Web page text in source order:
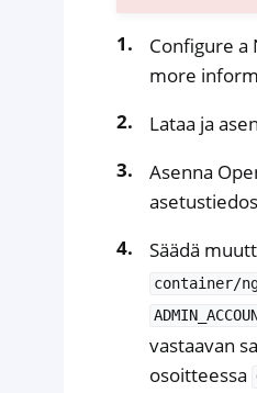
Configure a
more
Lataa ja
Asenna
Säädä
container/
vastaavan
osoitteessa